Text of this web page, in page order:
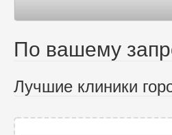
По вашему
Лучшие клиники